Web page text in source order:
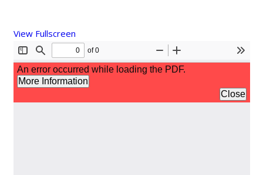
View Fullscreen